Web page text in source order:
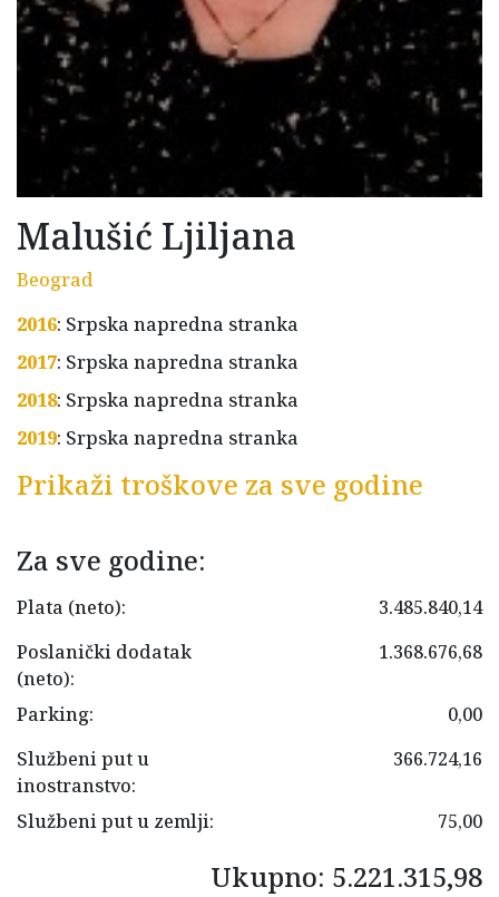
Malušić Ljiljana
Beograd
2016: Srpska napredna stranka
2017: Srpska napredna stranka
2018: Srpska napredna stranka
2019: Srpska napredna stranka
Prikaži troškove za sve godine
Za sve godine:
Plata (neto):
3.485.840,14
Poslanički dodatak
(neto):
1.368.676,68
Parking:
0,00
Službeni put u
inostranstvo:
366.724,16
Službeni put u zemlji: 75,00
Ukupno: 5.221.315,98